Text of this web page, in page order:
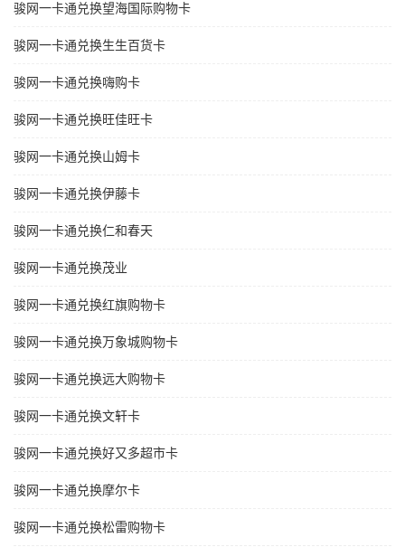
骏网一卡通兑换望海国际购物卡
骏网一卡通兑换生生百货卡
骏网一卡通兑换嗨购卡
骏网一卡通兑换旺佳旺卡
骏网一卡通兑换山姆卡
骏网一卡通兑换伊藤卡
骏网一卡通兑换仁和春天
骏网一卡通兑换茂业
骏网一卡通兑换红旗购物卡
骏网一卡通兑换万象城购物卡
骏网一卡通兑换远大购物卡
骏网一卡通兑换文轩卡
骏网一卡通兑换好又多超市卡
骏网一卡通兑换摩尔卡
骏网一卡通兑换松雷购物卡